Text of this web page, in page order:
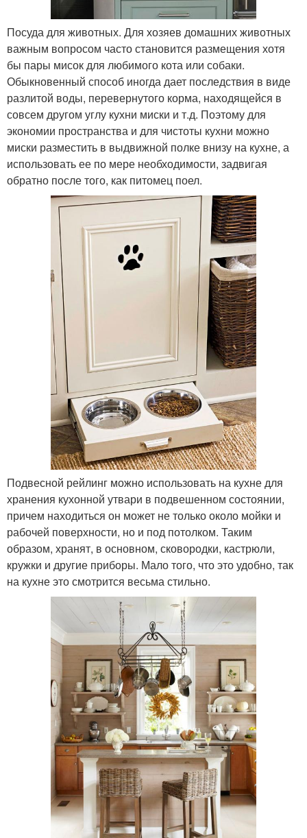
Посуда для животных. Для хозяев домашних животных
важным вопросом часто становится размещения хотя
бы пары мисок для любимого кота или собаки.
Обыкновенный способ иногда дает последствия в виде
разлитой воды, перевернутого корма, находящейся в
совсем другом углу кухни миски и т.д. Поэтому для
экономии пространства и для чистоты кухни можно
миски разместить в выдвижной полке внизу на кухне, а
использовать ее по мере необходимости, задвигая
обратно после того, как питомец поел.
Подвесной рейлинг можно использовать на кухне для
хранения кухонной утвари в подвешенном состоянии,
причем находиться он может не только около мойки и
рабочей поверхности, но и под потолком. Таким
образом, хранят, в основном, сковородки, кастрюли,
кружки и другие приборы. Мало того, что это удобно, так
на кухне это смотрится весьма стильно.